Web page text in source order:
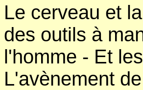
Le cerveau et
des outils à
l'homme - Et
L'avènement